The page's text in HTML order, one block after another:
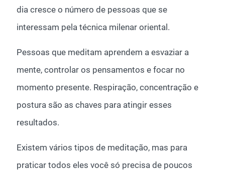
dia cresce o número de pessoas que se
interessam pela técnica milenar oriental.
Pessoas que meditam aprendem a esvaziar a
mente, controlar os pensamentos e focar no
momento presente. Respiração, concentração e
postura são as chaves para atingir esses
resultados.
Existem vários tipos de meditação, mas para
praticar todos eles você só precisa de poucos